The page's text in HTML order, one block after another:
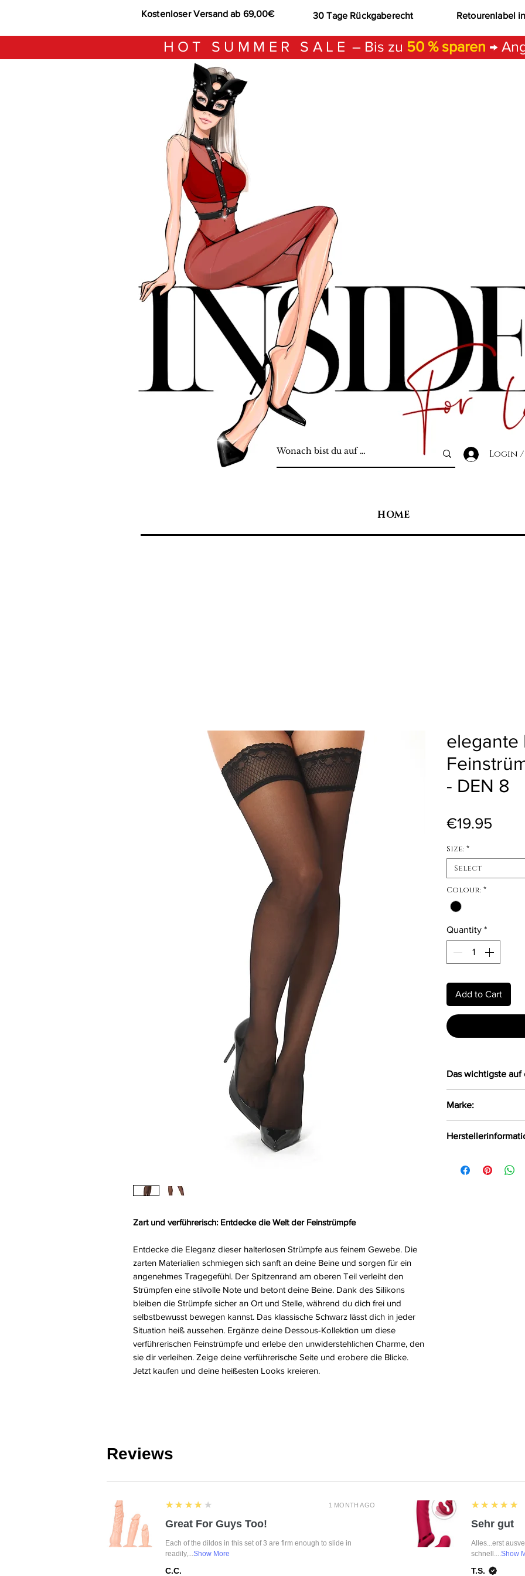
Kostenloser Versand ab 69,00€ 30 Tage Rückgaberecht Retourenlabel
HOT SUMMER SALE – Bis zu 50 % sparen →
Login /
HOME
Zart und verführerisch: Entdecke die Welt der Feinstrümpfe
Entdecke die Eleganz dieser halterlosen Strümpfe aus feinem Gewebe. Die
zarten Materialien schmiegen sich sanft an deine Beine und sorgen für ein
angenehmes Tragegefühl. Der Spitzenrand am oberen Teil verleiht den
Strümpfen eine stilvolle Note und betont deine Beine. Dank des Silikons
bleiben die Strümpfe sicher an Ort und Stelle, während du dich frei und
selbstbewusst bewegen kannst. Das klassische Schwarz lässt dich in jeder
Situation heiß aussehen. Ergänze deine Dessous-Kollektion um diese
verführerischen Feinstrümpfe und erlebe den unwiderstehlichen Charme, den
sie dir verleihen. Zeige deine verführerische Seite und erobere die Blicke.
Jetzt kaufen und deine heißesten Looks kreieren.
elegante
- DEN 8
€19.95
Size: *
Select
Colour: *
Quantity *
Add to Cart
Das wichtigste auf
zarten
Obenrum mit
versehen
Größe:
S/M, L/XL
Marke:
Kamen,
Reviews
1 MONTH AGO
4
★★★★★
Great For Guys Too!
Each of the dildos in this set of 3 are firm enough to slide in
readily,...Show More
C.C.
5
★★★★★
Sehr gut
Alles...erst
schnell....Show
T.S.